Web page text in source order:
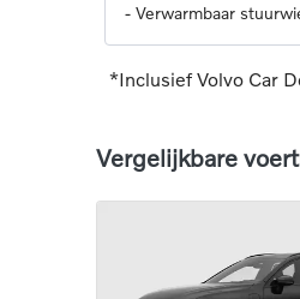
- Verwarmbaar
*Inclusief Volvo Car
Vergelijkbare